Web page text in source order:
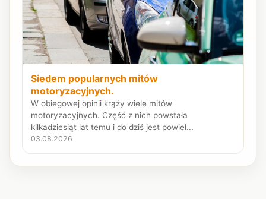
Siedem popularnych mitów
motoryzacyjnych.
W obiegowej opinii krąży wiele mitów
motoryzacyjnych. Część z nich powstała
kilkadziesiąt lat temu i do dziś jest powiel...
03.08.2026